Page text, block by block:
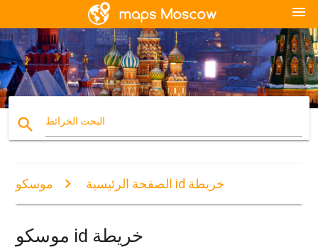
menu
search البحث الخرائط
الصفحة الرئيسية موسكو id خريطة
موسكو id خريطة